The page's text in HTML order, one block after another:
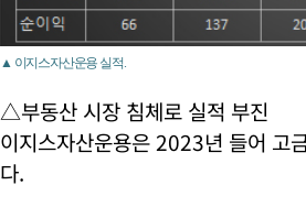
▲ 이지스자산운용 실적.
△부동산 시장 침체로 실적 부진
이지스자산운용은 2023년 들어 고
다.